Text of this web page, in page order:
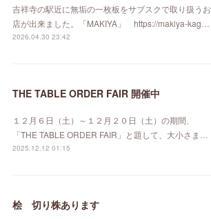
吉祥寺の駅近に無垢の一枚板をサブスクで取り扱うお
店が出来ました。「MAKIYA」 https://makiya-kag…
2026.04.30 23:42
THE TABLE ORDER FAIR 開催中
１２月６日（土）～１２月２０日（土）の期間、
「THE TABLE ORDER FAIR」と題して、大小さま…
2025.12.12 01:15
桧 切り株あります